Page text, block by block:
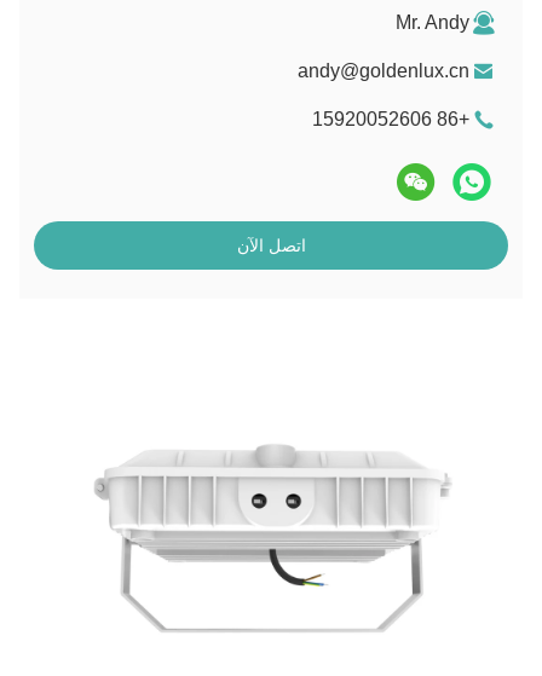
Mr. Andy
andy@goldenlux.cn
+86 15920052606
اتصل الآن